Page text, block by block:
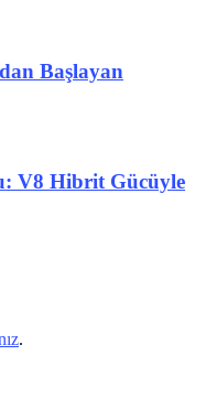
Başlayan
V8 Hibrit Gücüyle
.